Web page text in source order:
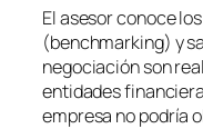
El asesor conoce
(benchmarking) y
negociación son
entidades
empresa no podría